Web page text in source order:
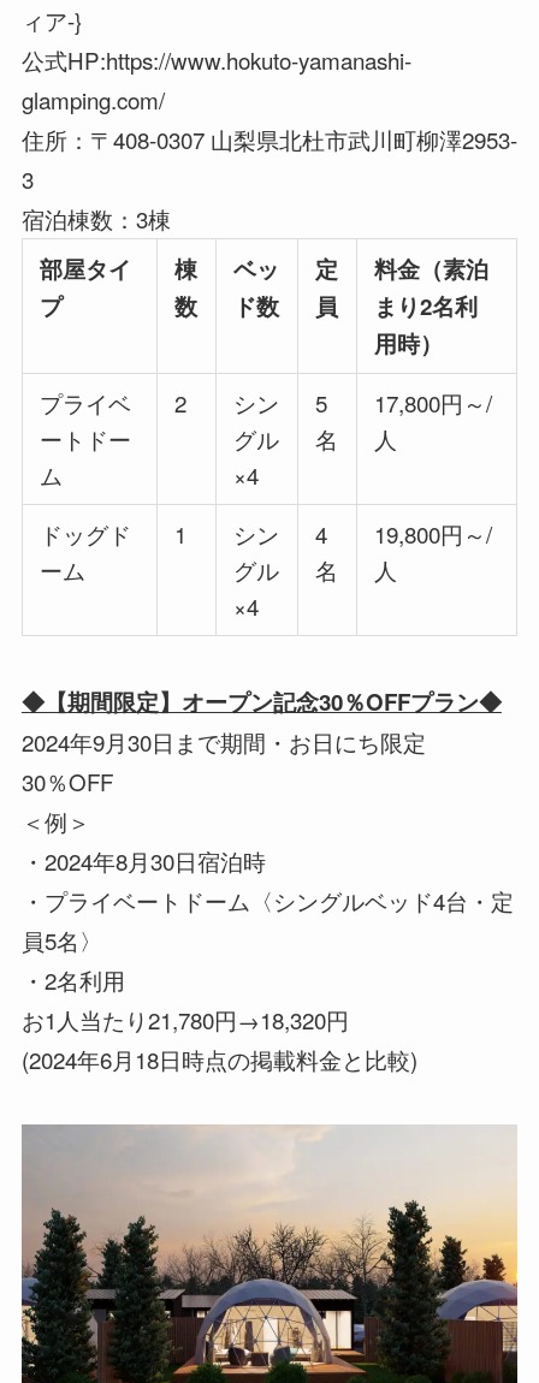
ィア-}
公式HP:https://www.hokuto-yamanashi-
glamping.com/
住所：〒408-0307 山梨県北杜市武川町柳澤2953-
3
宿泊棟数：3棟
部屋タイ
プ
棟
数
ベッ
ド数
定
員
料金（素泊
まり2名利
用時）
プライベ
ートドー
ム
2
シン
グル
×4
5
名
17,800円～/
人
ドッグド
ーム
1
シン
グル
×4
4
名
19,800円～/
人
◆【期間限定】オープン記念30％OFFプラン◆
2024年9月30日まで期間・お日にち限定
30％OFF
＜例＞
・2024年8月30日宿泊時
・プライベートドーム〈シングルベッド4台・定
員5名〉
・2名利用
お1人当たり21,780円→18,320円
(2024年6月18日時点の掲載料金と比較)